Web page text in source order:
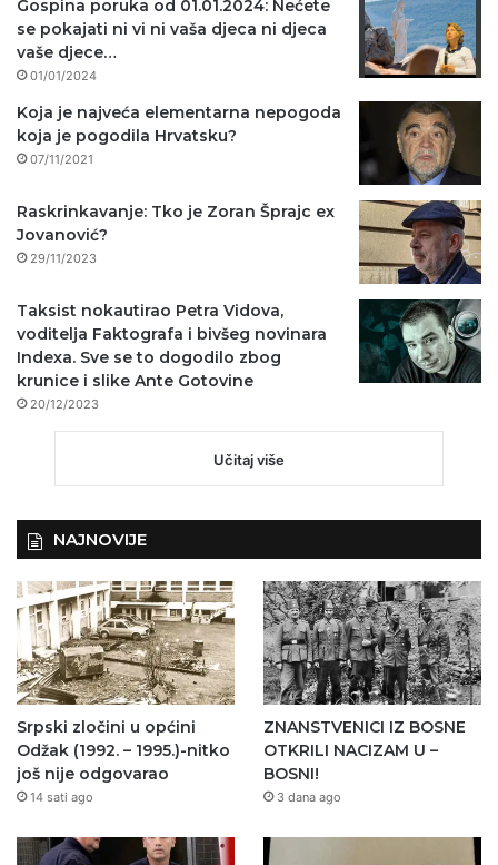
Gospina poruka od 01.01.2024: Nećete
se pokajati ni vi ni vaša djeca ni djeca
vaše djece…
01/01/2024
Koja je najveća elementarna nepogoda
koja je pogodila Hrvatsku?
07/11/2021
Raskrinkavanje: Tko je Zoran Šprajc ex
Jovanović?
29/11/2023
Taksist nokautirao Petra Vidova,
voditelja Faktografa i bivšeg novinara
Indexa. Sve se to dogodilo zbog
krunice i slike Ante Gotovine
20/12/2023
Učitaj više
NAJNOVIJE
Srpski zločini u općini
Odžak (1992. – 1995.)-nitko
još nije odgovarao
14 sati ago
ZNANSTVENICI IZ BOSNE
OTKRILI NACIZAM U –
BOSNI!
3 dana ago